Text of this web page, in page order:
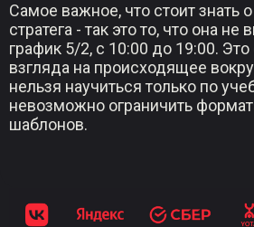
Самое важное, что стоит знать
стратега - так это то, что она не
график 5/2, с 10:00 до 19:00.
взгляда на происходящее
нельзя научиться только по
невозможно ограничить
шаблонов.